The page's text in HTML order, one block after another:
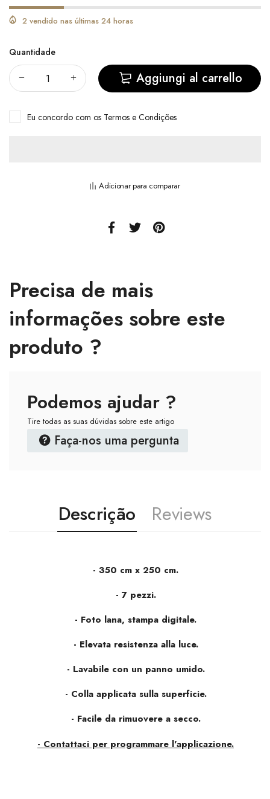
2 vendido nas últimas 24 horas
Quantidade
Aggiungi al carrello
Eu concordo com os Termos e Condições
Adicionar para comparar
Precisa de mais
informações sobre este
produto ?
Podemos ajudar ?
Tire todas as suas dúvidas sobre este artigo
Faça-nos uma pergunta
Descrição Reviews
- 350 cm x 250 cm.
- 7 pezzi.
- Foto lana, stampa digitale.
- Elevata resistenza alla luce.
- Lavabile con un panno umido.
- Colla applicata sulla superficie.
- Facile da rimuovere a secco.
- Contattaci per programmare l'applicazione.